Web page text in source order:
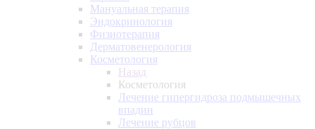
Мануальная терапия
Эндокринология
Физиотерапия
Дерматовенерология
Косметология
Назад
Косметология
Лечение гипергидроза подмышечных
впадин
Лечение рубцов